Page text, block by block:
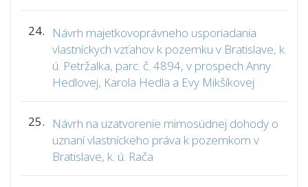
24.
Návrh majetkovoprávneho usporiadania
vlastníckych vzťahov k pozemku v Bratislave, k.
ú. Petržalka, parc. č. 4894, v prospech Anny
Hedlovej, Karola Hedla a Evy Mikšíkovej
25.
Návrh na uzatvorenie mimosúdnej dohody o
uznaní vlastníckeho práva k pozemkom v
Bratislave, k. ú. Rača